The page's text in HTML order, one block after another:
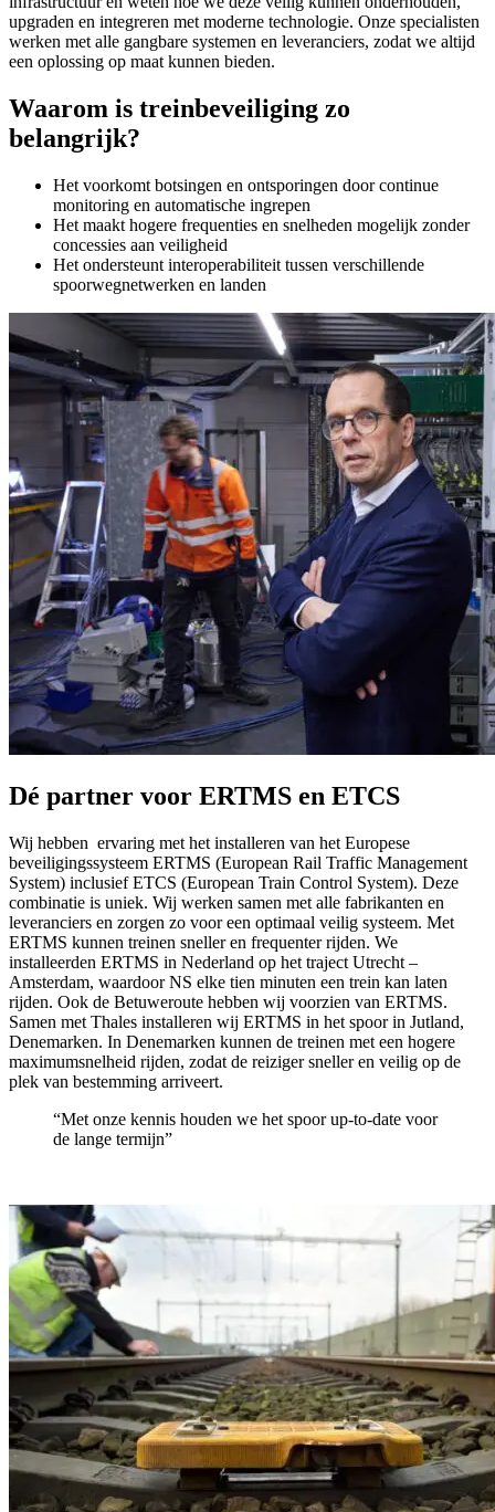
upgraden en integreren met moderne technologie. Onze specialisten
werken met alle gangbare systemen en leveranciers, zodat we altijd
een oplossing op maat kunnen bieden.
Waarom is treinbeveiliging zo
belangrijk?
Het voorkomt botsingen en ontsporingen door continue
monitoring en automatische ingrepen
Het maakt hogere frequenties en snelheden mogelijk zonder
concessies aan veiligheid
Het ondersteunt interoperabiliteit tussen verschillende
spoorwegnetwerken en landen
Dé partner voor ERTMS en ETCS
Wij hebben ervaring met het installeren van het Europese
beveiligingssysteem ERTMS (European Rail Traffic Management
System) inclusief ETCS (European Train Control System). Deze
combinatie is uniek. Wij werken samen met alle fabrikanten en
leveranciers en zorgen zo voor een optimaal veilig systeem. Met
ERTMS kunnen treinen sneller en frequenter rijden. We
installeerden ERTMS in Nederland op het traject Utrecht –
Amsterdam, waardoor NS elke tien minuten een trein kan laten
rijden. Ook de Betuweroute hebben wij voorzien van ERTMS.
Samen met Thales installeren wij ERTMS in het spoor in Jutland,
Denemarken. In Denemarken kunnen de treinen met een hogere
maximumsnelheid rijden, zodat de reiziger sneller en veilig op de
plek van bestemming arriveert.
“Met onze kennis houden we het spoor up-to-date voor
de lange termijn”